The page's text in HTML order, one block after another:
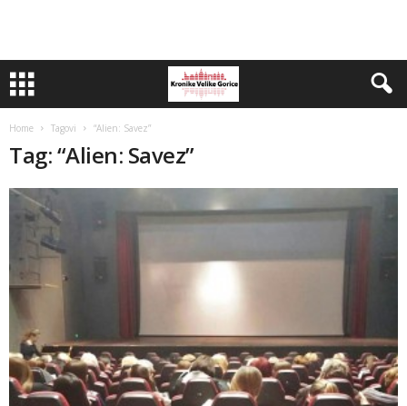
Home Tagovi “Alien: Savez”
Tag: “Alien: Savez”